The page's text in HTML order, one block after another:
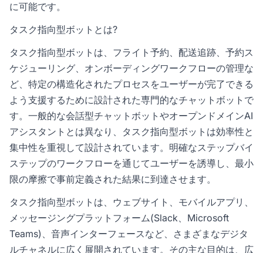
に可能です。
タスク指向型ボットとは?
タスク指向型ボットは、フライト予約、配送追跡、予約ス
ケジューリング、オンボーディングワークフローの管理な
ど、特定の構造化されたプロセスをユーザーが完了できる
よう支援するために設計された専門的なチャットボットで
す。一般的な会話型チャットボットやオープンドメインAI
アシスタントとは異なり、タスク指向型ボットは効率性と
集中性を重視して設計されています。明確なステップバイ
ステップのワークフローを通じてユーザーを誘導し、最小
限の摩擦で事前定義された結果に到達させます。
タスク指向型ボットは、ウェブサイト、モバイルアプリ、
メッセージングプラットフォーム(Slack、Microsoft
Teams)、音声インターフェースなど、さまざまなデジタ
ルチャネルに広く展開されています。その主な目的は、広